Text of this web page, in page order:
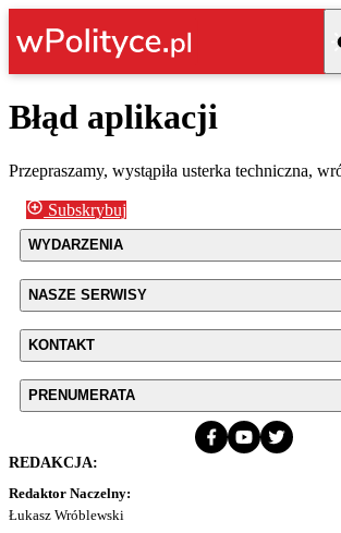
Błąd aplikacji
Przepraszamy, wystąpiła usterka techniczna,
Subskrybuj
WYDARZENIA
NASZE SERWISY
KONTAKT
PRENUMERATA
REDAKCJA:
Redaktor Naczelny:
Łukasz Wróblewski